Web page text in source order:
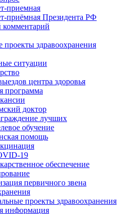
приемная
приёмная Президента РФ
здравоохранения
ситуации
центра здоровья
программа
доктор
лучших
обучение
помощь
19
обеспечение
первичного звена
проекты здравоохранения
информация